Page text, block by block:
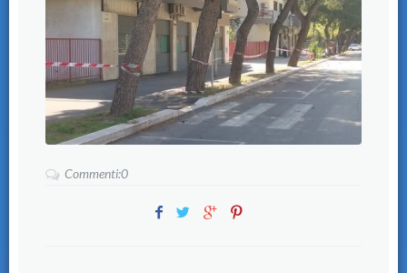
Commenti:0